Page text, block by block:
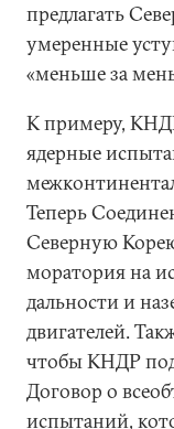
предлагать
умеренные
«меньше за
К примеру,
ядерные
Теперь
Северную
моратория на
дальности и
двигателей.
чтобы КНДР
Договор о
испытаний,